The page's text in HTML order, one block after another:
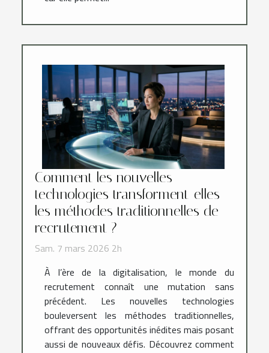
Comment les nouvelles
technologies transforment-elles
les méthodes traditionnelles de
recrutement ?
Sam. 7 mars 2026 2h
À l’ère de la digitalisation, le monde du
recrutement connaît une mutation sans
précédent. Les nouvelles technologies
bouleversent les méthodes traditionnelles,
offrant des opportunités inédites mais posant
aussi de nouveaux défis. Découvrez comment